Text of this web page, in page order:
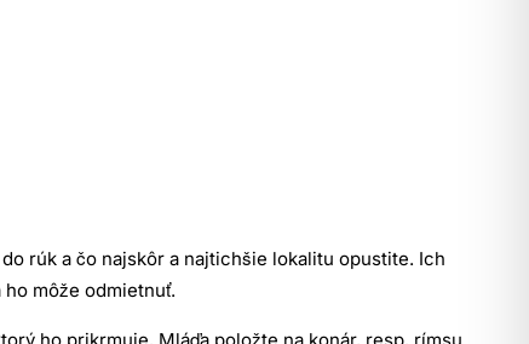
rúk a čo najskôr a najtichšie lokalitu opustite. Ich
môže odmietnuť.